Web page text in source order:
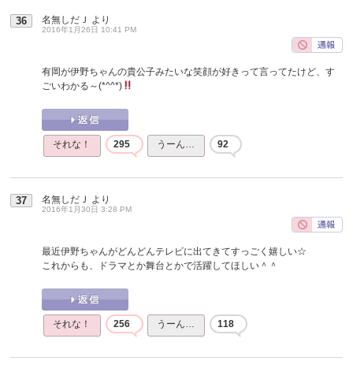
36 名無しだＪ より
2016年1月26日 10:41 PM
有岡が伊野ちゃんの貴公子みたいな笑顔が好きって言ってたけど、す
ごいわかる～(*^^*)
それな！ 295 うーん… 92
37 名無しだＪ より
2016年1月30日 3:28 PM
最近伊野ちゃんがどんどんテレビに出てきてすっごく嬉しい☆
これからも、ドラマとか舞台とかで活躍してほしい＾＾
それな！ 256 うーん… 118